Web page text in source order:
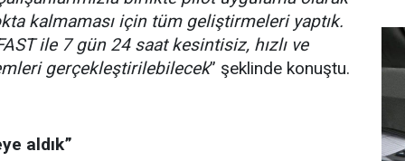
kalmaması için tüm geliştirmeleri yaptık.
ile 7 gün 24 saat kesintisiz, hızlı ve
gerçekleştirilebilecek” şeklinde konuştu.
aldık”